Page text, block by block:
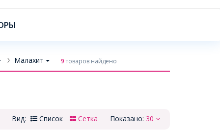
Малахит 9товаров найдено
Показано: 30
Вид: Список Сетка